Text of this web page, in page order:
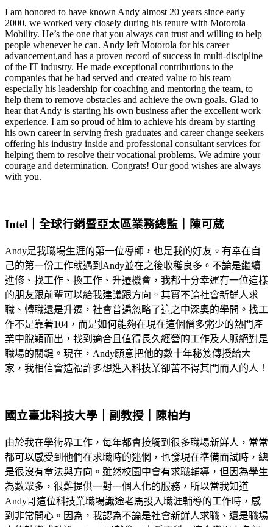
I am honored to have known Andy almost 20 years since early
2000, we worked very closely during his tenure with Motorola
Mobility. He’s the one that you always can trust and willing to help
people whenever he can. Andy left Motorola for his career
advancement,and has a proven record of success in multi-discipline
of the IT industry. He made exceptional contributions to the
companies that he had served and created value to his team
especially his leadership for coaching and mentoring the team, to
help them to remove obstacles and achieve the own goals. Glad to
hear that Andy is starting his own business after the excellent work
experience. I am so proud of him to achieve his dream by starting
his own career in serving fresh graduates and career change seekers
offering his industry inside and professional consultant services for
helping them to resolve their vocational problems. We admire your
courage and determination. Congrats! Our good wishes are always
with you.
Intel｜全球行銷暨亞太區業務總監｜陳可葳
Andy是我職場生涯的第一位導師，也是我的好友。有幸在自
己的第一份工作就遇到Andy並在之後收穫良多。不論是繼續
進修、找工作、換工作、升遷機會，我都十分幸運有一位這樣
的朋友跟前輩可以給我建議跟方向。其實不論社會新鮮人求
職、轉職還是升遷，社會普遍忽略了這之中深奧的學問。找工
作不是靠著104，而是如何能夠在現在這個僧多粥少的熱門產
業中脫穎而出，找到適合且值得長久經營的工作及人脈絕對是
職場的關鍵。現在，Andy願意把他的數十年秘笈傳授給大
家，我相信會造福許多想進入科技業卻苦不得其門而入的人！
國立臺北科技大學｜副教授｜陳柏均
由於我在學術界工作，每年都會接觸到很多職場新鮮人，常常
都可以感受到他們在求職時的迷惘，也發現在準備面試時，總
是很沒有章法與方向。雖然校園中會有求職輔導，但因為學生
為數眾多，很難提供一對一個人化的服務，所以當我知道
Andy哥這位科技業職場識途老馬投入職涯輔導的工作時，感
到非常開心。因為，我認為不論是社會新鮮人求職、還是職場